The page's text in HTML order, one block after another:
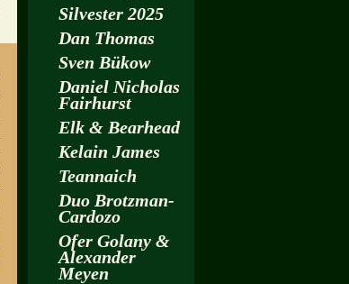
Sil­ves­ter 2025
Dan Tho­mas
Sven Bükow
Da­ni­el Ni­cho­las
Fairhurst
Elk & Be­arhead
Kelain James
Te­an­naich
Duo Brotz­man-
Car­do­zo
Ofer Go­la­ny &
Alex­an­der
Meyen